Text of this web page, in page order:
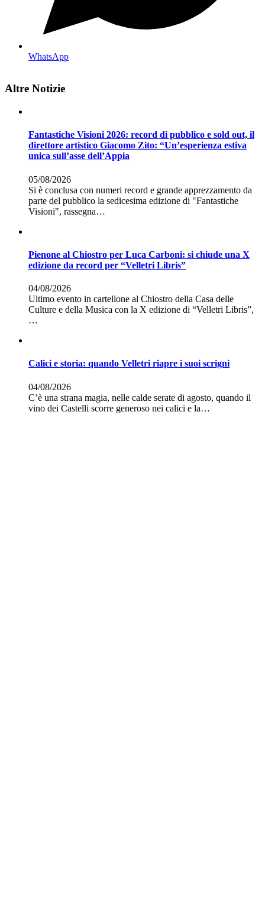
Altre Notizie
Fantastiche Visioni 2026: record di pubblico e sold out, il
direttore artistico Giacomo Zito: “Un’esperienza estiva
unica sull’asse dell’Appia
05/08/2026
Si è conclusa con numeri record e grande apprezzamento da
parte del pubblico la sedicesima edizione di "Fantastiche
Visioni", rassegna…
Pienone al Chiostro per Luca Carboni: si chiude una X
edizione da record per “Velletri Libris”
04/08/2026
Ultimo evento in cartellone al Chiostro della Casa delle
Culture e della Musica con la X edizione di “Velletri Libris”,
…
Calici e storia: quando Velletri riapre i suoi scrigni
04/08/2026
C’è una strana magia, nelle calde serate di agosto, quando il
vino dei Castelli scorre generoso nei calici e la…
WhatsApp